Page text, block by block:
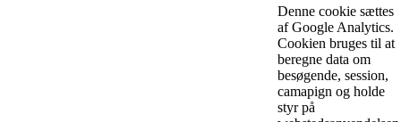
Denne cookie sættes
af Google Analytics.
Cookien bruges til at
beregne data om
besøgende, session,
camapign og holde
styr på